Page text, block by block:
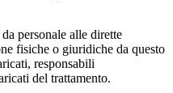
personale alle dirette
fisiche o giuridiche da questo
responsabili
del trattamento.